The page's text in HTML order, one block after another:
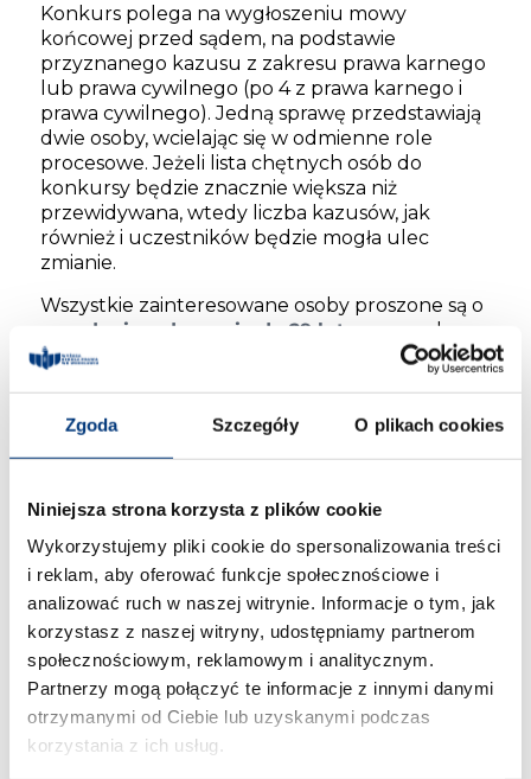
Zgoda Szczegóły O plikach cookies
Niniejsza strona korzysta z plików cookie
Wykorzystujemy pliki cookie do spersonalizowania treści
i reklam, aby oferować funkcje społecznościowe i
analizować ruch w naszej witrynie. Informacje o tym, jak
korzystasz z naszej witryny, udostępniamy partnerom
społecznościowym, reklamowym i analitycznym.
Partnerzy mogą połączyć te informacje z innymi danymi
otrzymanymi od Ciebie lub uzyskanymi podczas
korzystania z ich usług.
Konkurs polega na wygłoszeniu mowy
końcowej przed sądem, na podstawie
przyznanego kazusu z zakresu prawa karnego
lub prawa cywilnego (po 4 z prawa karnego i
prawa cywilnego). Jedną sprawę przedstawiają
dwie osoby, wcielając się w odmienne role
procesowe. Jeżeli lista chętnych osób do
konkursy będzie znacznie większa niż
przewidywana, wtedy liczba kazusów, jak
również i uczestników będzie mogła ulec
zmianie.
Wszystkie zainteresowane osoby proszone są o
wysyłanie zgłoszenia do 29 lutego
, na adres:
magdalena.kornak@prawowroclaw.edu.pl
Co napisać w treści zgłoszenia?
rok i kierunek studiów (opcjonalnie również
uczelnię)
dziedzinę prawa, z której będzie
wylosowany kazus
ilość miejsc jest OGRANICZONA – udział
może wziąć 16 osób, więc o kolejności, będzie
decydowała kolejność zgłoszeń.
Konkurs ma na celu: